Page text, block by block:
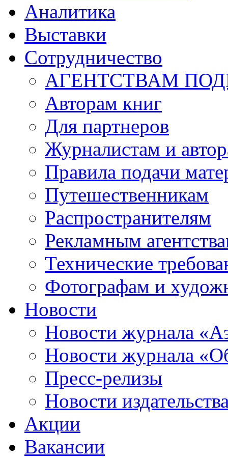
Аналитика
Выставки
Сотрудничество
АГЕНТСТВАМ
Авторам книг
Для партнеров
Журналистам и
Правила подачи
Путешественникам
Распространителям
Рекламным
Технические
Фотографам и
Новости
Новости журнала
Новости журнала
Пресс-релизы
Новости
Акции
Вакансии